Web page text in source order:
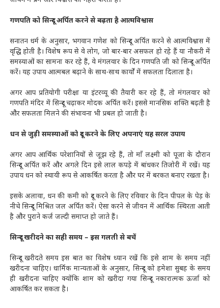
गणपति को सिन्दूर अर्पित करने से बढ़ता है आत्मविश्वास
सनातन धर्म के अनुसार, भगवान गणेश को सिन्दूर अर्पित करने से आत्मविश्वास में
वृद्धि होती है। विशेष रूप से वे लोग, जो बार-बार असफल हो रहे हैं या नौकरी में
समस्याओं का सामना कर रहे हैं, वे मंगलवार के दिन गणपति जी को सिन्दूर अर्पित
करें। यह उपाय आत्मबल बढ़ाने के साथ-साथ कार्यों में सफलता दिलाता है।
अगर आप प्रतियोगी परीक्षा या इंटरव्यू की तैयारी कर रहे हैं, तो मंगलवार को
गणपति मंदिर में सिन्दूर चढ़ाकर मोदक अर्पित करें। इससे मानसिक शक्ति बढ़ती है
और सफलता मिलने की संभावना भी प्रबल हो जाती है।
धन से जुड़ी समस्याओं को दूर करने के लिए अपनाएं यह सरल उपाय
अगर आप आर्थिक परेशानियों से जूझ रहे हैं, तो माँ लक्ष्मी को पूजा के दौरान
सिन्दूर अर्पित करें और अगले दिन इसे लाल कपड़े में बांधकर तिजोरी में रखें। यह
उपाय धन को स्थायी रूप से आकर्षित करता है और घर में बरकत बनाए रखता है।
इसके अलावा, धन की कमी को दूर करने के लिए रविवार के दिन पीपल के पेड़ के
नीचे सिन्दूर मिश्रित जल अर्पित करें। ऐसा करने से जीवन में आर्थिक स्थिरता आती
है और पुराने कर्ज जल्दी समाप्त हो जाते हैं।
सिन्दूर खरीदने का सही समय – इस गलती से बचें
सिन्दूर खरीदते समय इस बात का विशेष ध्यान रखें कि इसे शाम के समय नहीं
खरीदना चाहिए। धार्मिक मान्यताओं के अनुसार, सिन्दूर को हमेशा सुबह के समय
ही खरीदना चाहिए क्योंकि शाम को खरीदा गया सिन्दूर नकारात्मक ऊर्जा को
आकर्षित कर सकता है।